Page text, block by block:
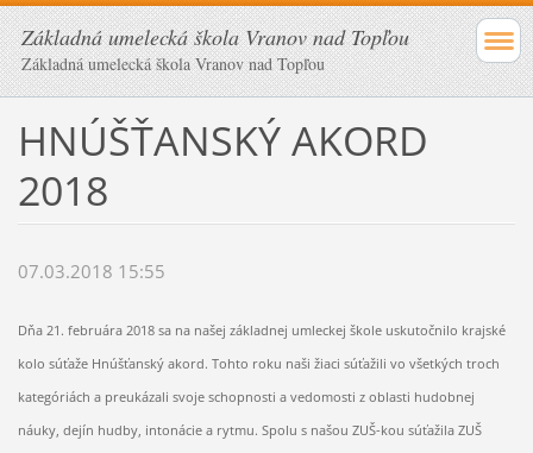
Základná umelecká škola Vranov nad Topľou
Základná umelecká škola Vranov nad Topľou
HNÚŠŤANSKÝ AKORD
2018
07.03.2018 15:55
Dňa 21. februára 2018 sa na našej základnej umleckej škole uskutočnilo krajské
kolo súťaže Hnúšťanský akord. Tohto roku naši žiaci súťažili vo všetkých troch
kategóriách a preukázali svoje schopnosti a vedomosti z oblasti hudobnej
náuky, dejín hudby, intonácie a rytmu. Spolu s našou ZUŠ-kou súťažila ZUŠ